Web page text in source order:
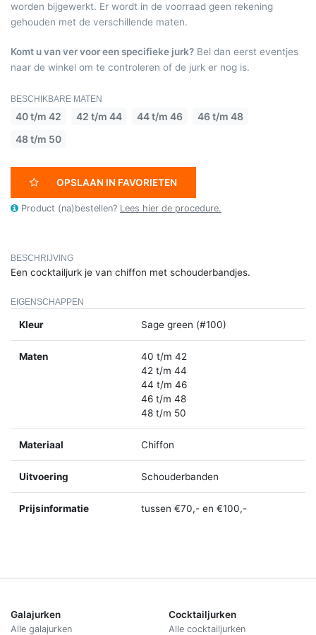
worden bijgewerkt. Er wordt in de voorraad geen rekening
gehouden met de verschillende maten.
Komt u van ver voor een specifieke jurk? Bel dan eerst eventjes
naar de winkel om te controleren of de jurk er nog is.
BESCHIKBARE MATEN
40 t/m 42 42 t/m 44 44 t/m 46
46 t/m 48
48 t/m 50
OPSLAAN IN FAVORIETEN
Product (na)bestellen? Lees hier de procedure.
BESCHRIJVING
Een cocktailjurk je van chiffon met schouderbandjes.
EIGENSCHAPPEN
Kleur Sage green (#100)
Maten
40 t/m 42
42 t/m 44
44 t/m 46
46 t/m 48
48 t/m 50
Materiaal Chiffon
Uitvoering Schouderbanden
Prijsinformatie tussen €70,- en €100,-
Galajurken
Alle galajurken
Cocktailjurken
Alle cocktailjurken